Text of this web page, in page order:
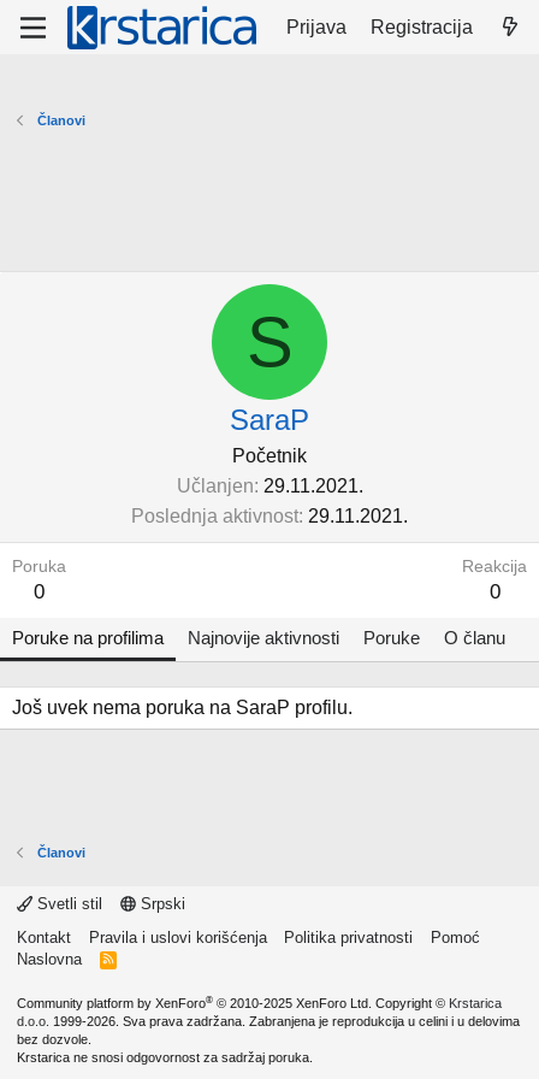
Prijava Registracija
Članovi
S
SaraP
Početnik
Učlanjen 29.11.2021.
Poslednja aktivnost 29.11.2021.
Poruka
0
Reakcija
0
Poruke na profilima Najnovije aktivnosti Poruke O članu
Još uvek nema poruka na SaraP profilu.
Članovi
Svetli stil
Srpski
Kontakt
Pravila i uslovi korišćenja Politika privatnosti
Pomoć
Naslovna
R
Community platform by XenForo® © 2010-2025 XenForo Ltd. Copyright © Krstarica
d.o.o. 1999-2026. Sva prava zadržana. Zabranjena je reprodukcija u celini i u delovima
bez dozvole.
Krstarica ne snosi odgovornost za sadržaj poruka.